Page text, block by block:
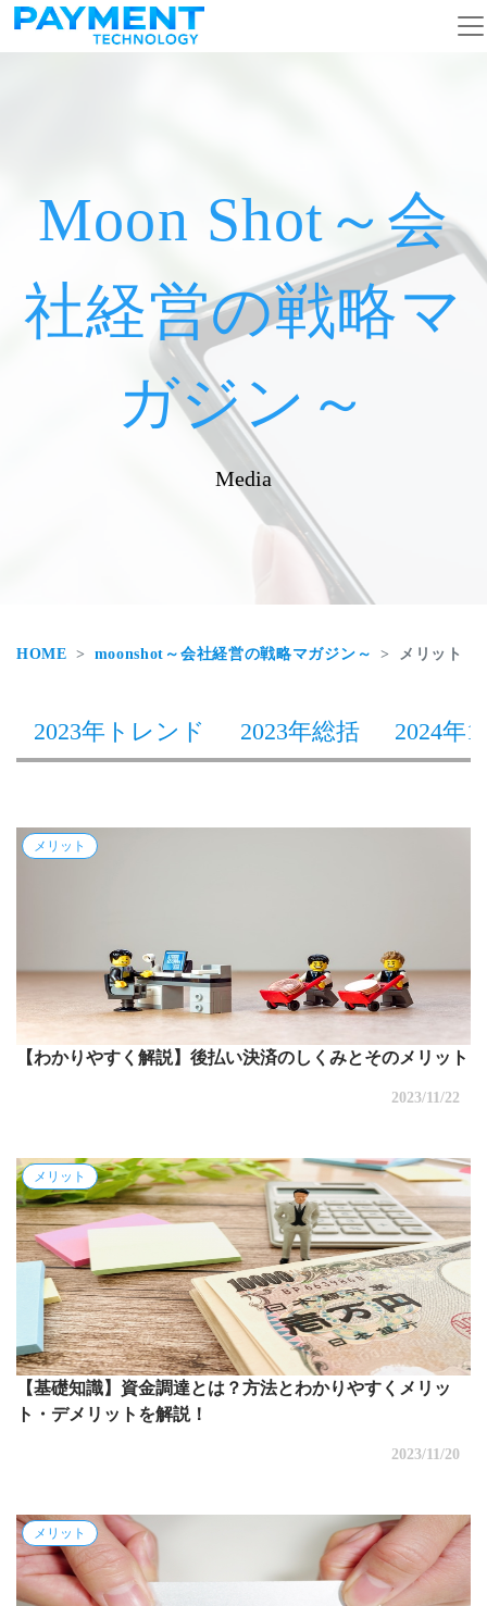
コンテンツへスキップ
メインナビゲーション
Moon Shot～会
社経営の戦略マ
ガジン～
Media
HOME moonshot～会社経営の戦略マガジン～ メリット
2023年トレンド 2023年総括 2024年1
メリット
【わかりやすく解説】後払い決済のしくみとそのメリット
2023/11/22
メリット
【基礎知識】資金調達とは？方法とわかりやすくメリッ
ト・デメリットを解説！
2023/11/20
メリット